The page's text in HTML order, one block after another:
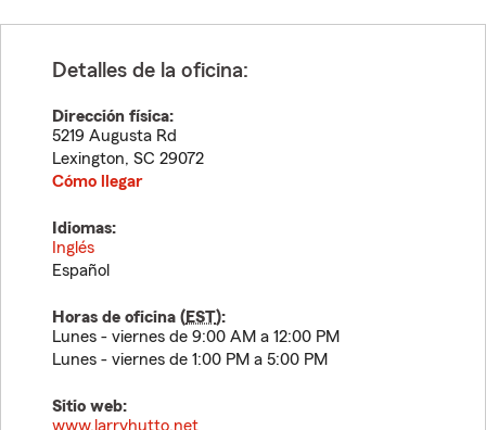
Detalles de la oficina:
Dirección física:
5219 Augusta Rd
Lexington, SC 29072
Cómo llegar
Idiomas:
Inglés
Español
Horas de oficina (EST):
Lunes - viernes de 9:00 AM a 12:00 PM
Lunes - viernes de 1:00 PM a 5:00 PM
Sitio web:
www.larryhutto.net